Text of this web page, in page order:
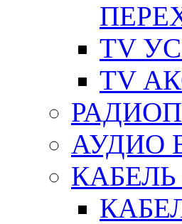
TV
TV
АУДИО
КАБЕЛЬ